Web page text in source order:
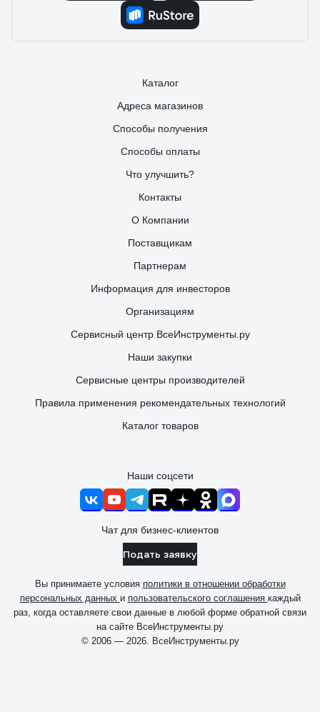
Каталог
Адреса магазинов
Способы получения
Способы оплаты
Что улучшить?
Контакты
О Компании
Поставщикам
Партнерам
Информация для инвесторов
Организациям
Сервисный центр ВсеИнструменты.ру
Наши закупки
Сервисные центры производителей
Правила применения рекомендательных технологий
Каталог товаров
Наши соцсети
Чат для бизнес-клиентов
Подать заявку
Вы принимаете условия политики в отношении обработки
персональных данных и пользовательского соглашения каждый
раз, когда оставляете свои данные в любой форме обратной связи
на сайте ВсеИнструменты.ру
© 2006 — 2026. ВсеИнструменты.ру